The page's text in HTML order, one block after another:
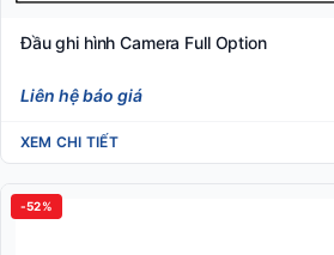
Đầu ghi hình Camera Full Option
Liên hệ báo giá
XEM CHI TIẾT
-52%